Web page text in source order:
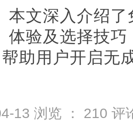
本文深入介绍
体验及选择技
助用户开启无
13 浏览 ： 210 评